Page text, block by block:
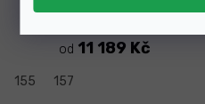
Skladem
od 11 189 Kč
155 157